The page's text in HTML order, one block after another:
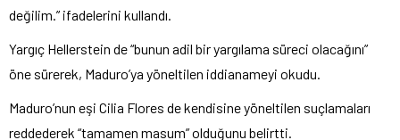
değilim.” ifadelerini kullandı.
Yargıç Hellerstein de “bunun adil bir yargılama süreci olacağını”
öne sürerek, Maduro’ya yöneltilen iddianameyi okudu.
Maduro’nun eşi Cilia Flores de kendisine yöneltilen suçlamaları
reddederek “tamamen masum” olduğunu belirtti.